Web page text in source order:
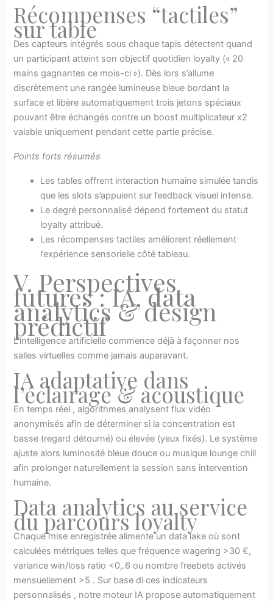
Récompenses “tactiles”
sur table
Des capteurs intégrés sous chaque tapis détectent quand
un participant atteint son objectif quotidien loyalty (« 20
mains gagnantes ce mois-ci »). Dès lors s’allume
discrètement une rangée lumineuse bleue bordant la
surface et libère automatiquement trois jetons spéciaux
pouvant être échangés contre un boost multiplicateur x2
valable uniquement pendant cette partie précise.
Points forts résumés
Les tables offrent interaction humaine simulée tandis
que les slots s’appuient sur feedback visuel intense.
Le degré personnalisé dépend fortement du statut
loyalty attribué.
Les récompenses tactiles améliorent réellement
l’expérience sensorielle côté tableau.
V​.​ Perspectives
futures : IA, data
analytics & design
prédictif
L’intelligence artificielle commence déjà à façonner nos
salles virtuelles comme jamais auparavant.
IA adaptative dans
l’éclairage & acoustique
En temps réel , algorithmes analysent flux vidéo
anonymisés afin de déterminer si la concentration est
basse (regard détourné) ou élevée (yeux fixés). Le système
ajuste alors luminosité bleue douce ou musique lounge chill
afin prolonger naturellement la session sans intervention
humaine.
Data analytics au service
du parcours loyalty
Chaque mise enregistrée alimente un data lake où sont
calculées métriques telles que fréquence wagering >30 €,
variance win/loss ratio <0,.6 ou nombre freebets activés
mensuellement >5 . Sur base di ces indicateurs
personnalisés , notre moteur IA propose automatiquement